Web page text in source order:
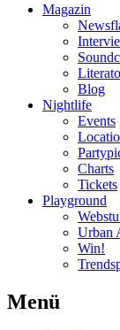
Magazin
Blog
Nightlife
Events
Charts
Tickets
Playground
Urban
Win!
Menü